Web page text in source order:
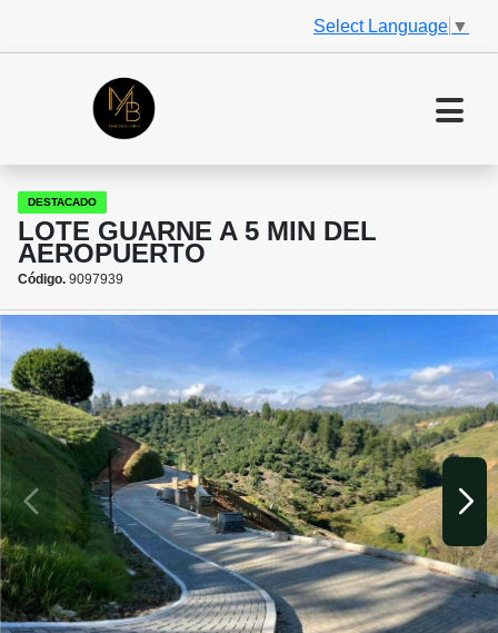
Select Language ▼
DESTACADO
LOTE GUARNE A 5 MIN DEL
AEROPUERTO
Código. 9097939